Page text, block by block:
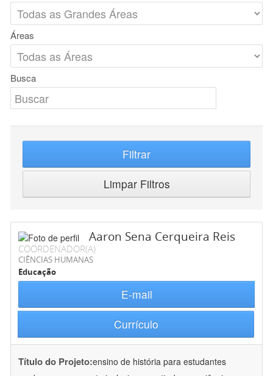
Áreas
Busca
Filtrar
Limpar Filtros
Aaron Sena Cerqueira Reis
COORDENADOR(A)
CIÊNCIAS HUMANAS
Educação
E-mail
Currículo
Título do Projeto:ensino de história para estudantes